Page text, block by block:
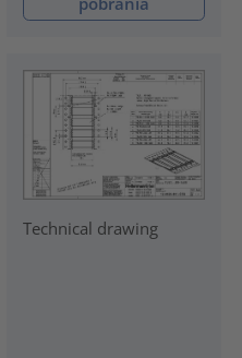
Technical drawing